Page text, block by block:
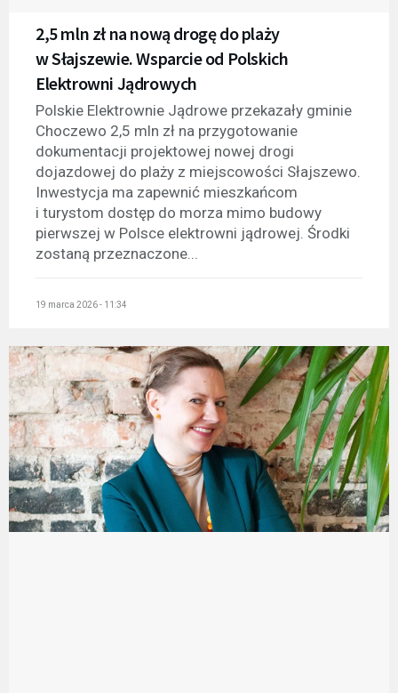
2,5 mln zł na nową drogę do plaży
w Słajszewie. Wsparcie od Polskich
Elektrowni Jądrowych
Polskie Elektrownie Jądrowe przekazały gminie
Choczewo 2,5 mln zł na przygotowanie
dokumentacji projektowej nowej drogi
dojazdowej do plaży z miejscowości Słajszewo.
Inwestycja ma zapewnić mieszkańcom
i turystom dostęp do morza mimo budowy
pierwszej w Polsce elektrowni jądrowej. Środki
zostaną przeznaczone...
19 marca 2026 - 11:34